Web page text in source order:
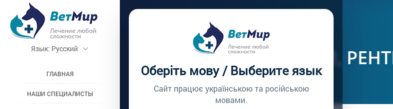
Оберіть мову / Выберите язык
Сайт працює українською та російською
мовами.
Язык: Русский
ГЛАВНАЯ
НАШИ СПЕЦИАЛИСТЫ
Вопросы врачу /
КОГДА НУЖНЫ УЗИ,
Вопрос врачу №435